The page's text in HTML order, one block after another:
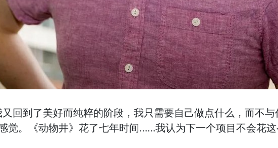
回到了美好而纯粹的阶段，我只需要自己做点什么，而不
觉。《动物井》花了七年时间……我认为下一个项目不会花